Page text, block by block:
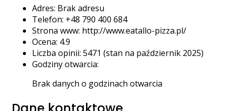
Adres: Brak adresu
Telefon: +48 790 400 684
Strona www: http://www.eatallo-pizza.pl/
Ocena: 4.9
Liczba opinii: 5471 (stan na październik 2025)
Godziny otwarcia:
Brak danych o godzinach otwarcia